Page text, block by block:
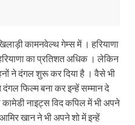
कामनवेल्थ गेम्स में । हरियाणा
का प्रतिशत अधिक । लेकिन
ने दंगल शुरू कर दिया है । वैसे भी
फिल्म बना कर इन्हें सम्मान दे
नाइट्स विद कपिल में भी अपने
खान ने भी अपने शो में इन्हें